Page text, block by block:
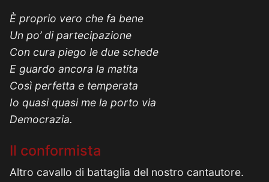
È proprio vero che fa bene
Un po’ di partecipazione
Con cura piego le due schede
E guardo ancora la matita
Così perfetta e temperata
Io quasi quasi me la porto via
Democrazia.
Il conformista
Altro cavallo di battaglia del nostro cantautore.